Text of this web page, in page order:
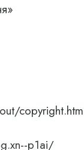
p1ai/